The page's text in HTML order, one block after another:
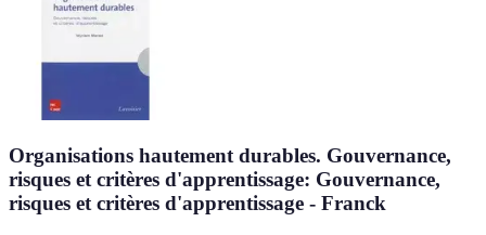
Organisations hautement durables. Gouvernance,
risques et critères d'apprentissage: Gouvernance,
risques et critères d'apprentissage - Franck